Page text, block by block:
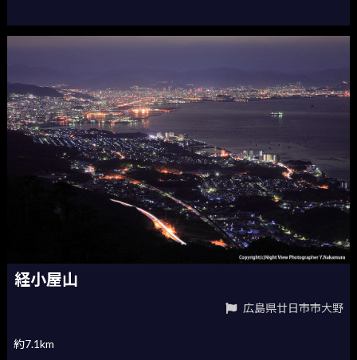
経小屋山
広島県廿日市市大野
約7.1km